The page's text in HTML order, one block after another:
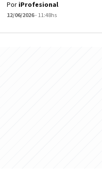
Por iProfesional
12/06/2026- 11:48hs